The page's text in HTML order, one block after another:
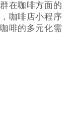
在咖啡方面的
咖啡店小程序
啡的多元化需